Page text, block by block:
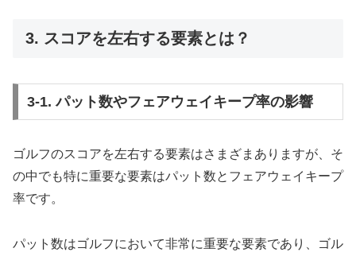
3. スコアを左右する要素とは？
3-1. パット数やフェアウェイキープ率の影響
ゴルフのスコアを左右する要素はさまざまありますが、そ
の中でも特に重要な要素はパット数とフェアウェイキープ
率です。
パット数はゴルフにおいて非常に重要な要素であり、ゴル